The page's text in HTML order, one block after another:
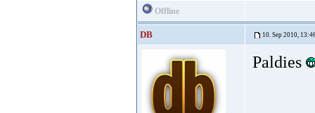
Offline
DB 10. Sep 2010,
Paldies